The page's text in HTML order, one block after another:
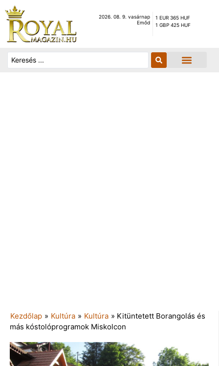
2026. 08. 9. vasárnap
Emőd
1 EUR 365 HUF
1 GBP 425 HUF
Kezdőlap » Kultúra » Kultúra » Kitüntetett Borangolás és
más kóstolóprogramok Miskolcon